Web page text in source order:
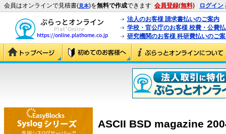
会員はオンラインで見積書(見本)を無料で作成できます 会員登録(無料) ログイン
法人のお客様 請求書払いのご案内
学校・官公庁のお客様 校費・公費
研究機関のお客様 科研費払いのご
ASCII BSD magazine